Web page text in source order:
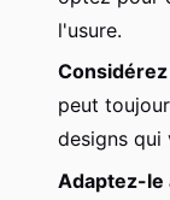
l'usure.
peut
designs qui
Adaptez-le